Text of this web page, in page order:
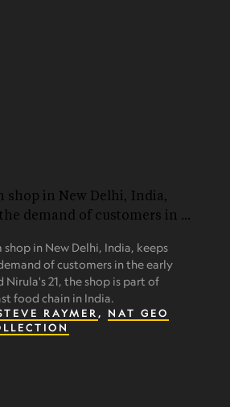
shop in New Delhi, India, keeps
of customers in the early
Nirula's 21, the shop is part of
food chain in India.
RAYMER , NAT GEO